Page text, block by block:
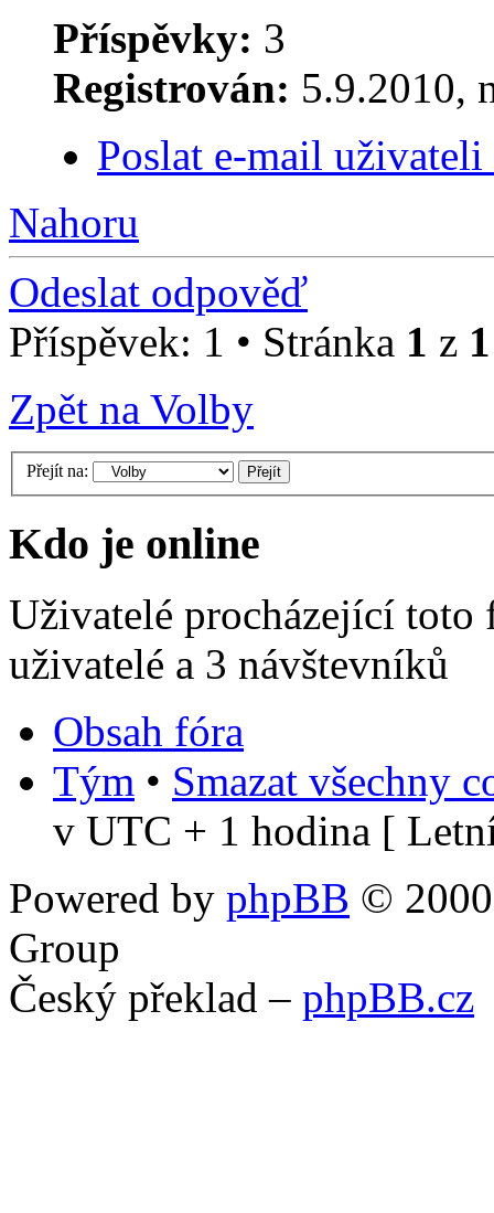
Příspěvky: 3
Registrován: 5.9.2010,
Poslat e-mail uživateli
Nahoru
Odeslat odpověď
Příspěvek: 1 • Stránka 1 z 1
Zpět na Volby
Přejít na:
Kdo je online
Uživatelé procházející
uživatelé a 3 návštevníků
Obsah fóra
Tým • Smazat všechny
v UTC + 1 hodina [
Powered by phpBB ©
Group
Český překlad – phpBB.cz